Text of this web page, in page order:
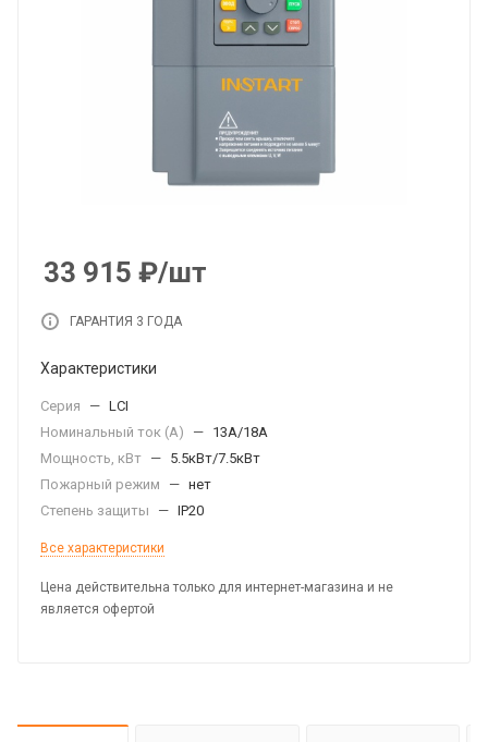
33 915 ₽/шт
ГАРАНТИЯ 3 ГОДА
Характеристики
Серия — LCI
Номинальный ток (А)
— 13А/18А
Мощность, кВт — 5.5кВт/7.5кВт
Пожарный режим
— нет
Степень защиты
— IP20
Все характеристики
Цена действительна только для интернет-магазина и не
является офертой